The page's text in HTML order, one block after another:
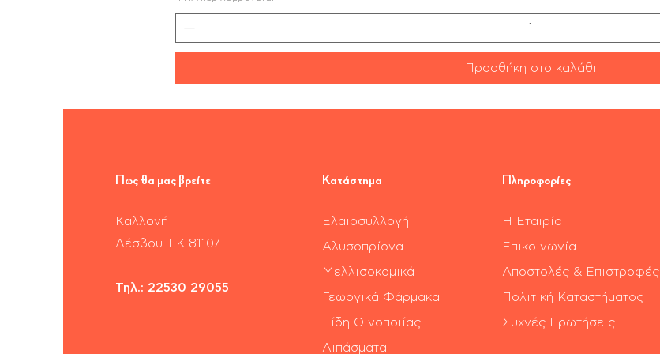
Προσθήκη στο καλάθι
Πως θα μας βρείτε
Καλλονή
​Λέσβου Τ.Κ 81107
Τηλ.: 22530 29055
Κατάστημα
Ελαιοσυλλογή
Αλυσοπρίονα
Μελλισοκομικά
Γεωργικά Φάρμακα
Είδη Οινοποιίας
Λιπάσματα
Πληροφορίες
Η Εταιρία
Επικοινωνία
Αποστολές & Επιστροφές
Πολιτική Καταστήματος
Συχνές Ερωτήσεις